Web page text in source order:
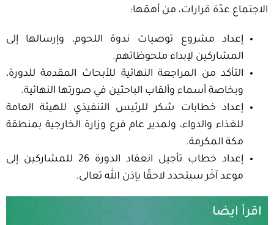
الاجتماع عدّة قرارات، من أهمّها:
إعداد مشروع توصيات ندوة اللحوم، وإرسالها إلى
المشاركين لإبداء ملحوظاتهم.
التأكد من المراجعة النهائية للأبحاث المقدمة للدورة،
وبخاصة أسماء وألقاب الباحثين في صورتها النهائية.
إعداد خطابات شكر للرئيس التنفيذي للهيئة العامة
للغذاء والدواء، ولمدير عام فرع وزارة الخارجية بمنطقة
مكة المكرمة.
إعداد خطاب تأجيل انعقاد الدورة 26 للمشاركين إلى
موعد آخَر سيتحدد لاحقًا بإذن الله تعالى.
اقرأ ايضا